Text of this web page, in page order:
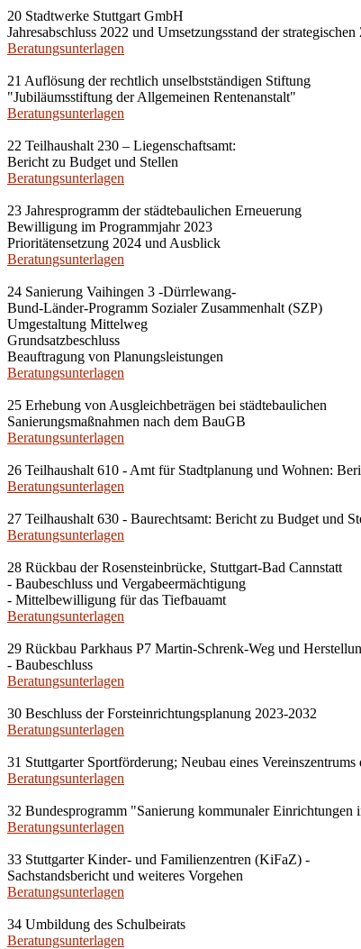
20 Stadtwerke Stuttgart GmbH
Jahresabschluss 2022 und Umsetzungsstand der
Beratungsunterlagen
21 Auflösung der rechtlich unselbstständigen Stiftung
"Jubiläumsstiftung der Allgemeinen Rentenanstalt"
Beratungsunterlagen
22 Teilhaushalt 230 – Liegenschaftsamt:
Bericht zu Budget und Stellen
Beratungsunterlagen
23 Jahresprogramm der städtebaulichen Erneuerung
Bewilligung im Programmjahr 2023
Prioritätensetzung 2024 und Ausblick
Beratungsunterlagen
24 Sanierung Vaihingen 3 -Dürrlewang-
Bund-Länder-Programm Sozialer Zusammenhalt (SZP)
Umgestaltung Mittelweg
Grundsatzbeschluss
Beauftragung von Planungsleistungen
Beratungsunterlagen
25 Erhebung von Ausgleichbeträgen bei städtebaulichen
Sanierungsmaßnahmen nach dem BauGB
Beratungsunterlagen
26 Teilhaushalt 610 - Amt für Stadtplanung und Wohnen:
Beratungsunterlagen
27 Teilhaushalt 630 - Baurechtsamt: Bericht zu Budget und
Beratungsunterlagen
28 Rückbau der Rosensteinbrücke, Stuttgart-Bad Cannstatt
- Baubeschluss und Vergabeermächtigung
- Mittelbewilligung für das Tiefbauamt
Beratungsunterlagen
29 Rückbau Parkhaus P7 Martin-Schrenk-Weg und
- Baubeschluss
Beratungsunterlagen
30 Beschluss der Forsteinrichtungsplanung 2023-2032
Beratungsunterlagen
31 Stuttgarter Sportförderung; Neubau eines
Beratungsunterlagen
32 Bundesprogramm "Sanierung kommunaler
Beratungsunterlagen
33 Stuttgarter Kinder- und Familienzentren (KiFaZ) -
Sachstandsbericht und weiteres Vorgehen
Beratungsunterlagen
34 Umbildung des Schulbeirats
Beratungsunterlagen